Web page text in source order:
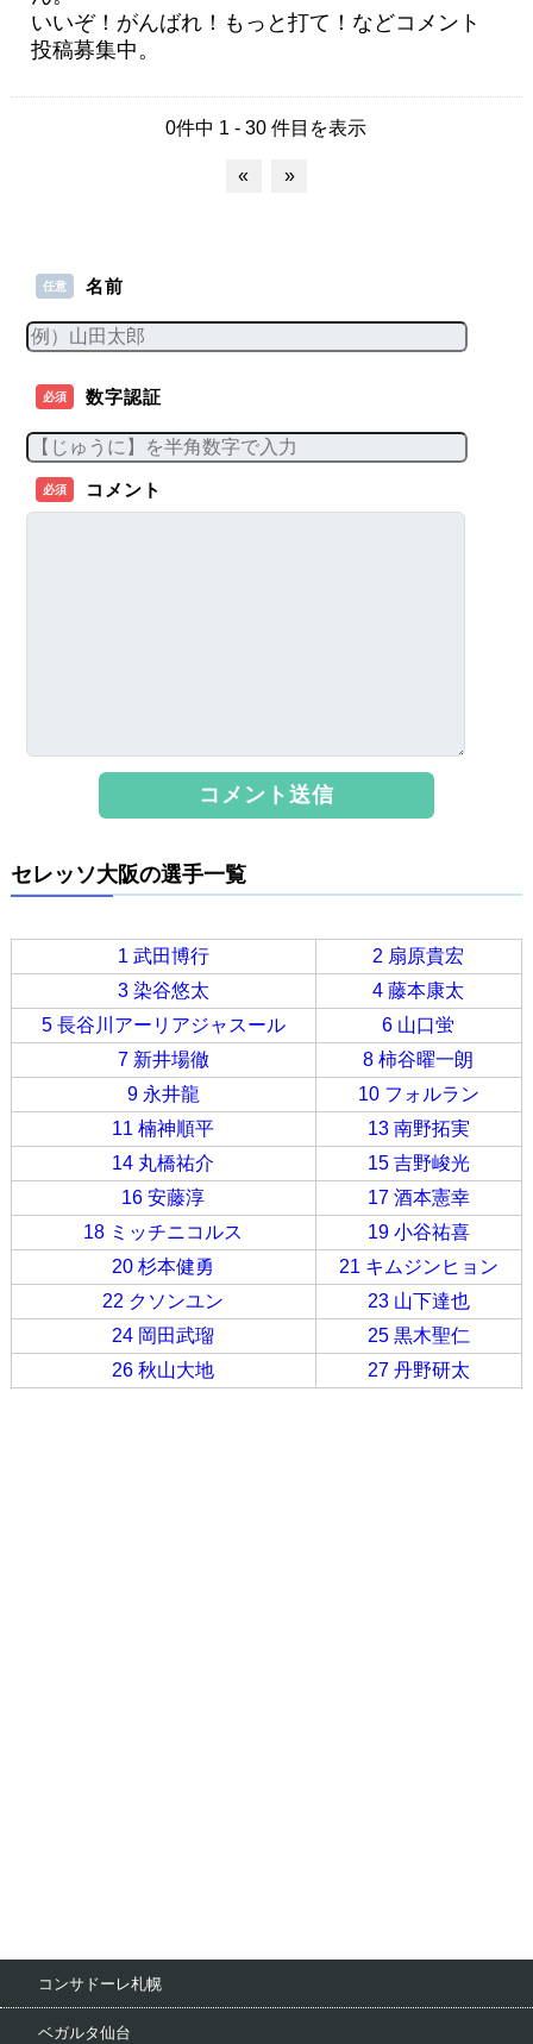
いいぞ！がんばれ！もっと打て！などコメント
投稿募集中。
0件中 1 - 30 件目を表示
« »
任意 名前
必須 数字認証
必須 コメント
セレッソ大阪の選手一覧
1 武田博行
2 扇原貴宏
3 染谷悠太
4 藤本康太
5 長谷川アーリアジャスール
6 山口蛍
7 新井場徹
8 柿谷曜一朗
9 永井龍
10 フォルラン
11 楠神順平
13 南野拓実
14 丸橋祐介
15 吉野峻光
16 安藤淳
17 酒本憲幸
18 ミッチニコルス
19 小谷祐喜
20 杉本健勇
21 キムジンヒョン
22 クソンユン
23 山下達也
24 岡田武瑠
25 黒木聖仁
26 秋山大地
27 丹野研太
コンサドーレ札幌
ベガルタ仙台